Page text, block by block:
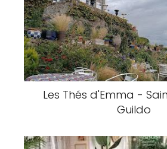
Les Thés d'Emma -
Guildo